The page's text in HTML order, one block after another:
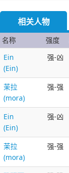
相关人物
名称 强度
Ein
(Ein)
强-凶
茉拉
(mora)
强-强
Ein
(Ein)
强-凶
茉拉
(mora)
强-强